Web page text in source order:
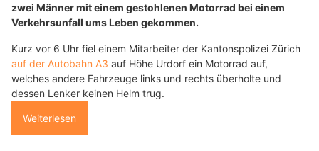
zwei Männer mit einem gestohlenen Motorrad bei einem
Verkehrsunfall ums Leben gekommen.
Kurz vor 6 Uhr fiel einem Mitarbeiter der Kantonspolizei Zürich
auf der Autobahn A3 auf Höhe Urdorf ein Motorrad auf,
welches andere Fahrzeuge links und rechts überholte und
dessen Lenker keinen Helm trug.
Weiterlesen